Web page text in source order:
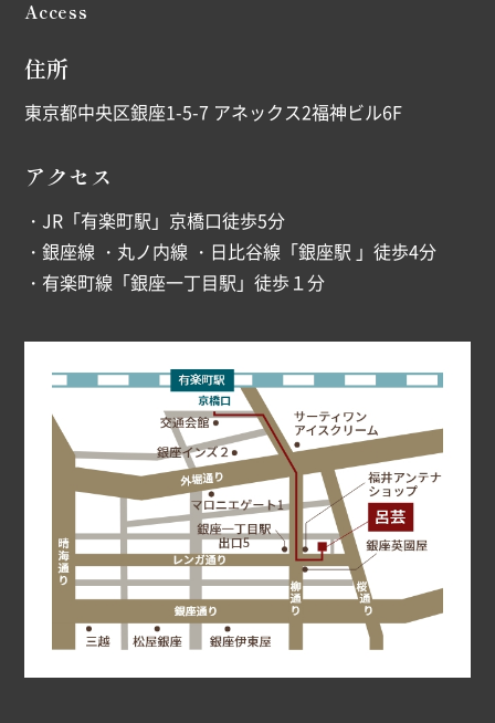
Access
住所
東京都中央区銀座1-5-7 アネックス2福神ビル6F
アクセス
・JR「有楽町駅」京橋口徒歩5分
・銀座線 ・丸ノ内線 ・日比谷線「銀座駅 」徒歩4分
・有楽町線「銀座一丁目駅」徒歩１分